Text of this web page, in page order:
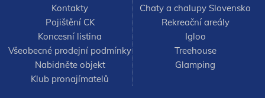
Kontakty
Pojištění CK
Koncesní listina
Všeobecné prodejní podmínky
Nabidněte objekt
Klub pronajímatelů
Chaty a chalupy Slovensko
Rekreační areály
Igloo
Treehouse
Glamping